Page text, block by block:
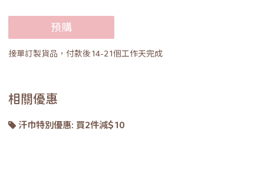
預購
接單訂製貨品，付款後14-21個工作天完成
相關優惠
汗巾特別優惠: 買2件減$10